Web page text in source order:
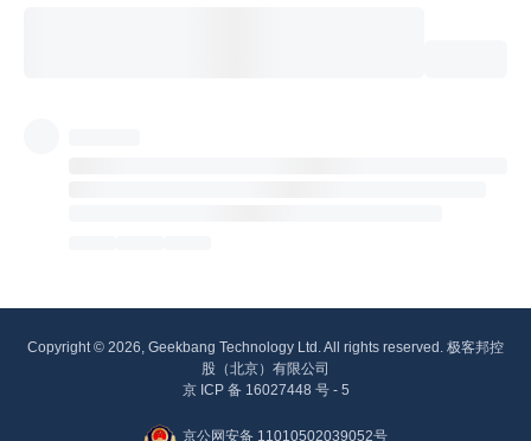
Copyright © 2026, Geekbang Technology Ltd. All rights reserved. 极客邦控
股（北京）有限公司
京 ICP 备 16027448 号 - 5
京公网安备 11010502039052号